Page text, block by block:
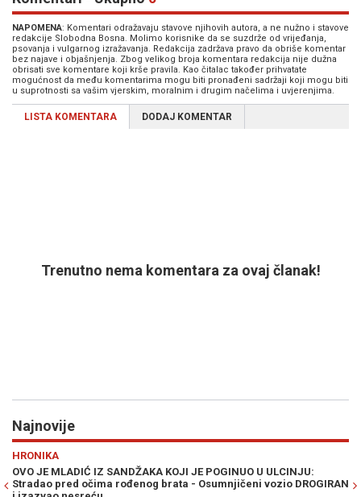
NAPOMENA: Komentari odražavaju stavove njihovih autora, a ne nužno i stavove
redakcije Slobodna Bosna. Molimo korisnike da se suzdrže od vrijeđanja,
psovanja i vulgarnog izražavanja. Redakcija zadržava pravo da obriše komentar
bez najave i objašnjenja. Zbog velikog broja komentara redakcija nije dužna
obrisati sve komentare koji krše pravila. Kao čitalac također prihvatate
mogućnost da među komentarima mogu biti pronađeni sadržaji koji mogu biti
u suprotnosti sa vašim vjerskim, moralnim i drugim načelima i uvjerenjima.
LISTA KOMENTARA DODAJ KOMENTAR
Trenutno nema komentara za ovaj članak!
Najnovije
KOJI JE POGINUO U ULCINJU:
brata - Osumnjičeni vozio DROGIRAN
PLANIRAN VELIKI
ulogu Pakistana i